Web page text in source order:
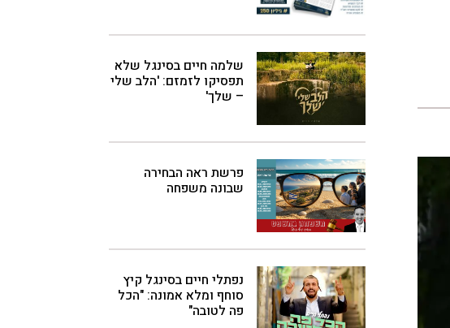
שלמה חיים בסינגל שלא
תפסיקו לזמזם: 'הלב שלי
– שלך'
פרשת ראה הבחירה
שבונה משפחה
נפתלי חיים בסינגל קיץ
סוחף ומלא אמונה: "הכל
פה לטובה"